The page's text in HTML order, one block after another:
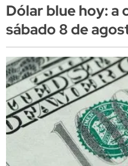
Dólar blue hoy: a
sábado 8 de